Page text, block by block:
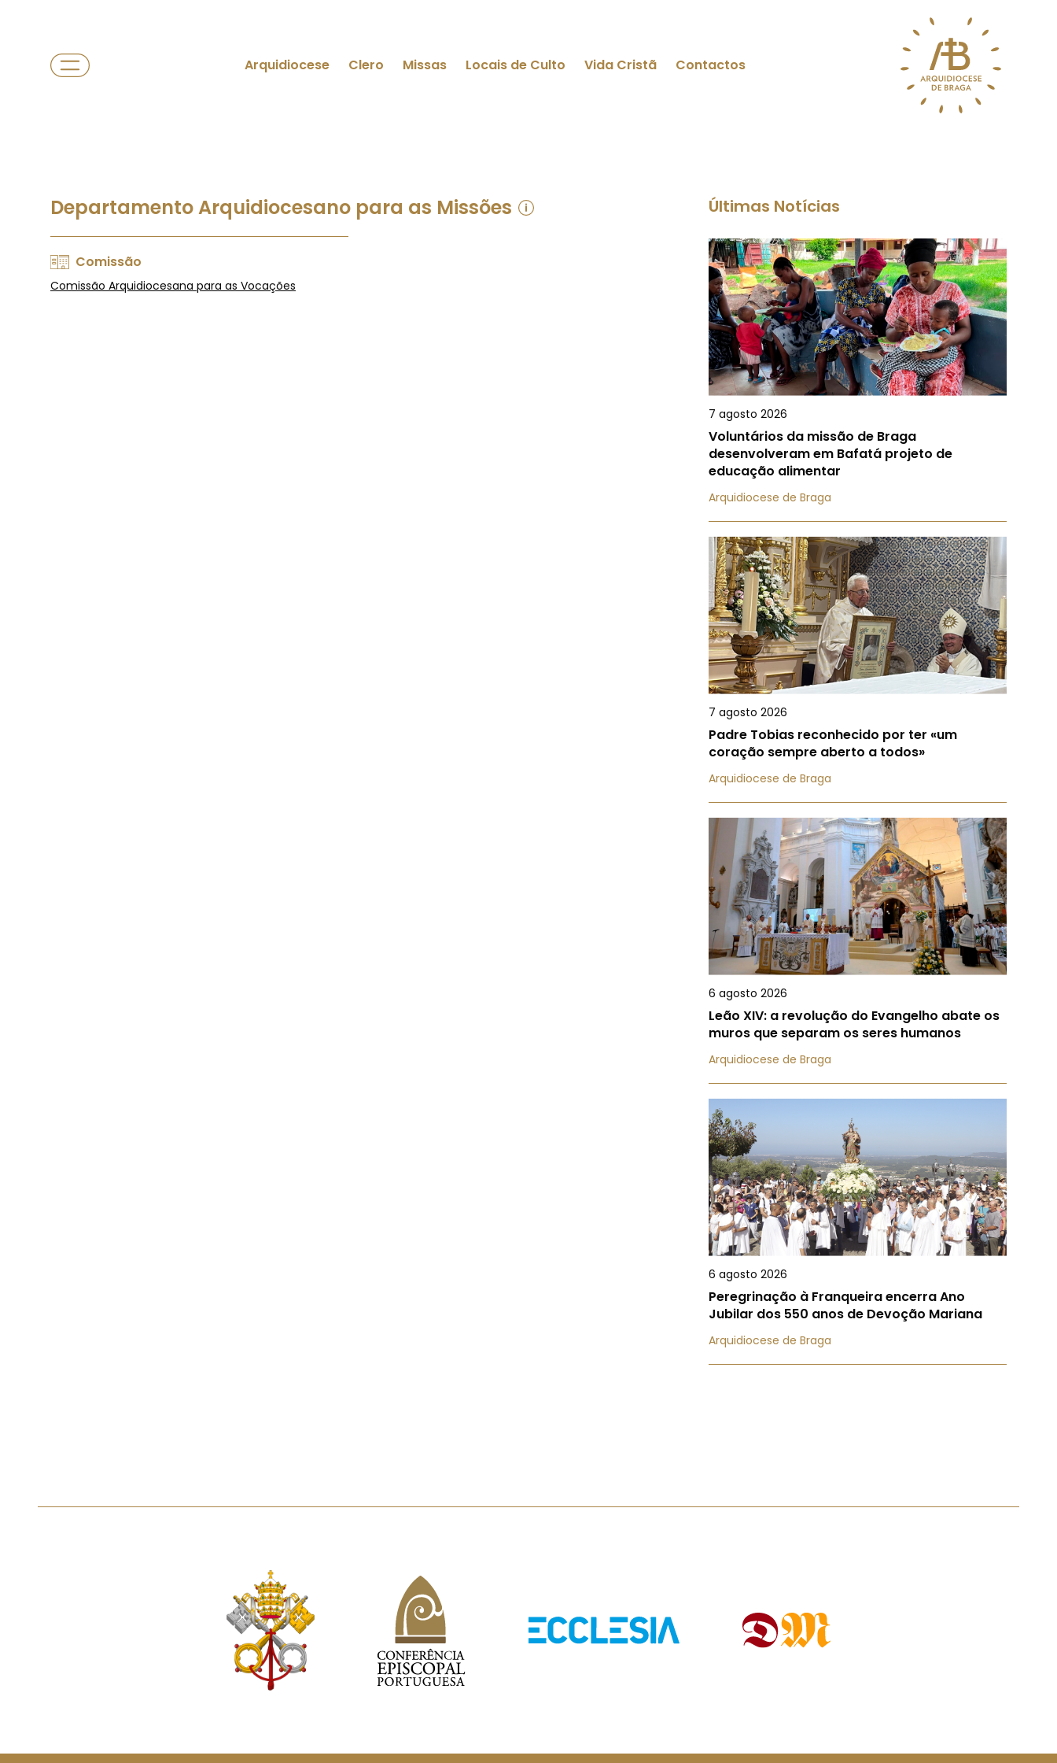
Arquidiocese Clero Missas Locais de Culto Vida Cristã Contactos
Departamento Arquidiocesano para as Missões
Comissão
Comissão Arquidiocesana para as Vocações
Últimas Notícias
7 agosto 2026
Voluntários da missão de Braga
desenvolveram em Bafatá projeto de
educação alimentar
Arquidiocese de Braga
7 agosto 2026
Padre Tobias reconhecido por ter «um
coração sempre aberto a todos»
Arquidiocese de Braga
6 agosto 2026
Leão XIV: a revolução do Evangelho abate os
muros que separam os seres humanos
Arquidiocese de Braga
6 agosto 2026
Peregrinação à Franqueira encerra Ano
Jubilar dos 550 anos de Devoção Mariana
Arquidiocese de Braga